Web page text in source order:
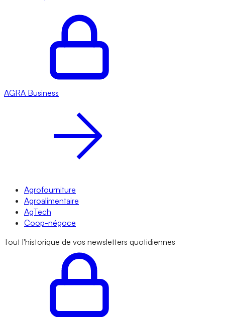
AGRA Business
Agrofourniture
Agroalimentaire
AgTech
Coop-négoce
Tout l'historique de vos newsletters quotidiennes